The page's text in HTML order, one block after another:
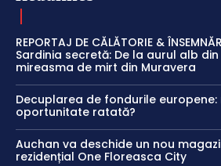
REPORTAJ DE CĂLĂTORIE &
Sardinia secretă: De la aurul alb din
mireasma de mirt din Muravera
Decuplarea de fondurile europene:
oportunitate ratată?
Auchan va deschide un nou
rezidențial One Floreasca City